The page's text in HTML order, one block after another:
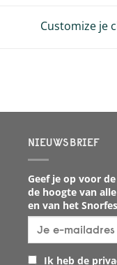
Customize je
NIEUWSBRIEF
Geef je op voor
de hoogte van
en van het
Ik heb de